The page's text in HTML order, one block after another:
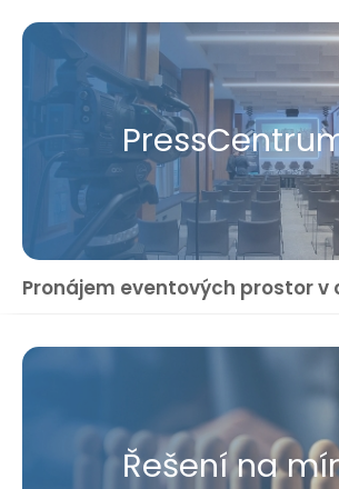
Pronájem eventových prostor v
Řešení na